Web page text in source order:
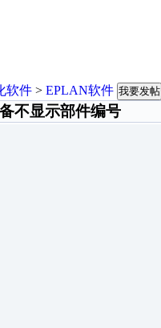
软件 > EPLAN软件 我要发帖
不显示部件编号